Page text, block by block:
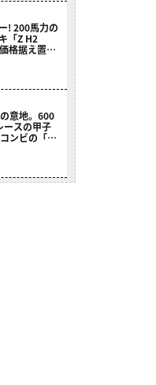
! 200馬力の
「Z H2
格据え置き
意地。600
ースの甲子
ンビの「ス